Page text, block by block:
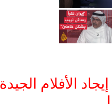
الأفلام الجيدة